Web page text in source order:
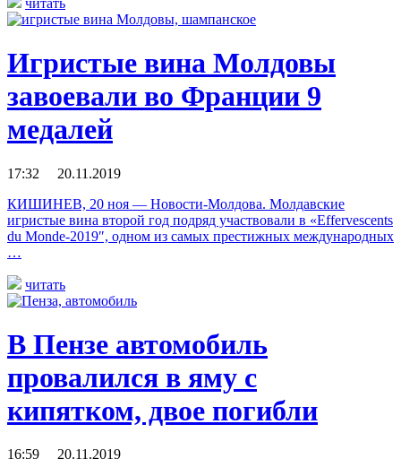
Игристые вина Молдовы
завоевали во Франции 9
медалей
17:32 20.11.2019
КИШИНЕВ, 20 ноя — Новости-Молдова. Молдавские
игристые вина второй год подряд участвовали в «Effervescents
du Monde-2019″, одном из самых престижных международных
…
читать
В Пензе автомобиль
провалился в яму с
кипятком, двое погибли
16:59 20.11.2019